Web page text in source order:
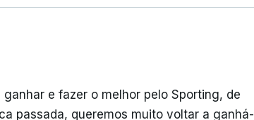
ganhar e fazer o melhor pelo Sporting, de
passada, queremos muito voltar a ganhá-